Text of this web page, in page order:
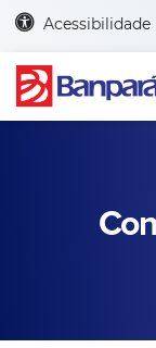
Acessibilidade